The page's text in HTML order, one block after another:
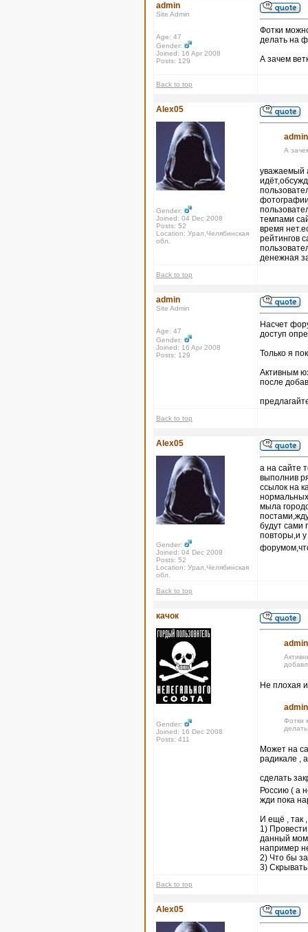
admin
Site Admin
Age: 47
Gender:
Joined: 16 Apr 2008
Posts: 129
Фотки
делать на
А зачем
Back to top
Alex05
Gender:
Joined: 04 Dec 2008
Posts: 52
Location: Урал,Челябинская
обл.
А
уважаемый
темпами
время
рейтингов
денежная
Back to top
admin
Site Admin
Age: 47
Gender:
Joined: 16 Apr 2008
Posts: 129
Насчет
доступ
Только я
Активным
после
Back to top
Alex05
Gender:
Joined: 04 Dec 2008
Posts: 52
Location: Урал,Челябинская
обл.
а на сайте
выполнив
ссылок на
мыла
будут сами
повторы,и
Back to top
качок
Gender:
Joined: 16 Dec 2008
Posts: 411
Не плохая
Фотки
Может на
радикале ,
сделать
Россию ( а
жди пока
И ещё , так
1)
данный
например
2) Что бы
3)
Back to top
Alex05